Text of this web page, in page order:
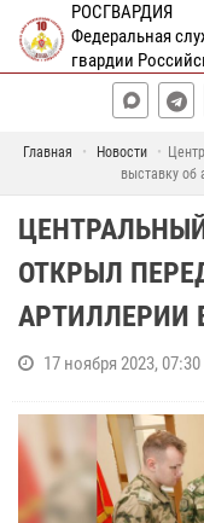
РОСГВАРДИЯ
Федеральная
гвардии
Главная Новости
выставку об
ОТКРЫЛ
АРТИЛЛЕРИИ
17 ноября 2023, 07:30